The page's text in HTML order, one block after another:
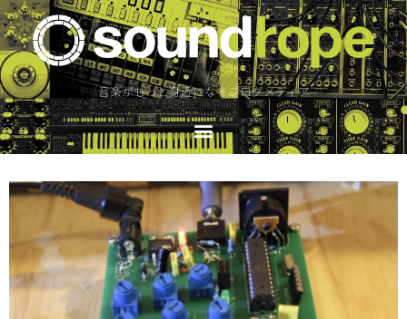
音楽がもっと身近になるブログメディア